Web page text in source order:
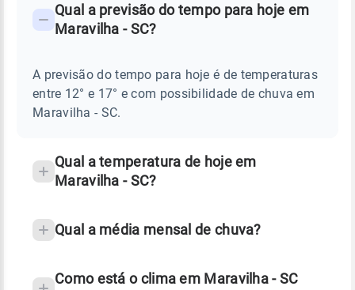
TEMPO
MARAVILHA
Perguntas
sobre
chuva
Qual a previsão do tempo para hoje em
Maravilha - SC?
A previsão do tempo para hoje é de temperaturas
entre 12° e 17° e com possibilidade de chuva em
Maravilha - SC.
Qual a temperatura de hoje em
Maravilha - SC?
Qual a média mensal de chuva?
Como está o clima em Maravilha - SC